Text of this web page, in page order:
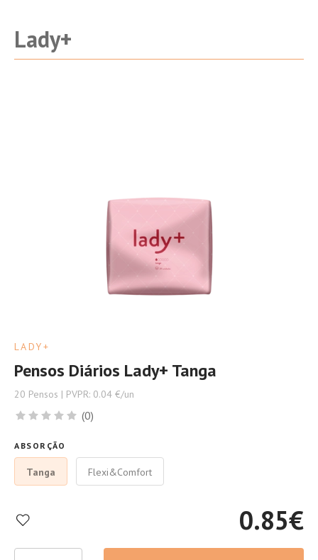
Lady+
LADY+
Pensos Diários Lady+ Tanga
20 Pensos | PVPR: 0.04 €/un
(0)
ABSORÇÃO
Tanga Flexi&Comfort
0.85€